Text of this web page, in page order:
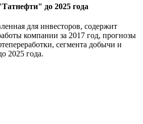
до 2025 года
для инвесторов, содержит
компании за 2017 год, прогнозы
сегмента добычи и
2025 года.